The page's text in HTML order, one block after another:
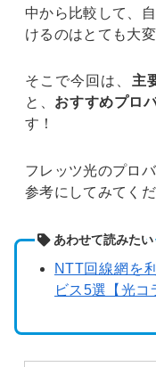
中から比較して、
けるのはとても大変
そこで今回は、 主
と、 おすすめプロ
す！
フレッツ光のプロ
参考にしてみてくだ
あわせて読みたい
NTT回線網を
ビス5選【光コ